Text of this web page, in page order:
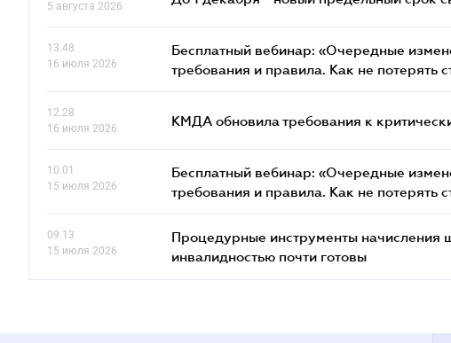
5 августа 2026
13.48
16 июля 2026
Бесплатный вебинар: «Очередные
требования и правила. Как не потерять
12.28
16 июля 2026
КМДА обновила требования к
10.01
15 июля 2026
Бесплатный вебинар: «Очередные
требования и правила. Как не потерять
09.13
15 июля 2026
Процедурные инструменты начисления
инвалидностью почти готовы